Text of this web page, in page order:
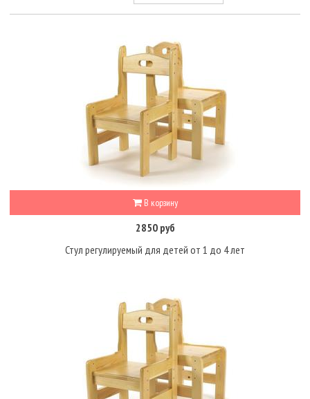
В корзину
2850 руб
Стул регулируемый для детей от 1 до 4 лет